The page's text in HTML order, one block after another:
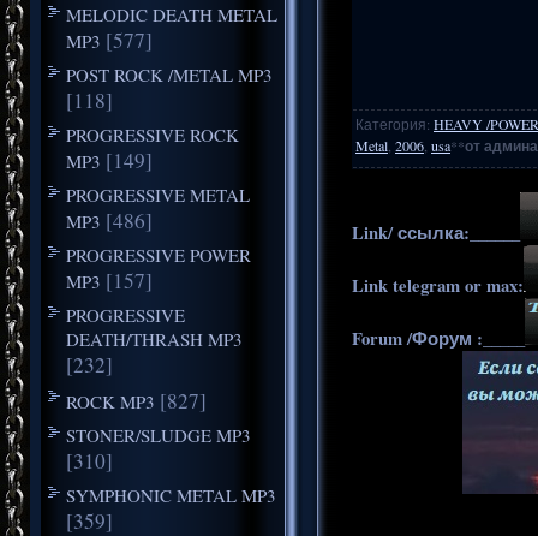
MELODIC DEATH METAL
MP3 [577]
POST ROCK /METAL MP3
[118]
PROGRESSIVE ROCK
MP3 [149]
PROGRESSIVE METAL
MP3 [486]
PROGRESSIVE POWER
MP3 [157]
PROGRESSIVE
DEATH/THRASH MP3
[232]
ROCK MP3 [827]
STONER/SLUDGE MP3
[310]
SYMPHONIC METAL MP3
[359]
Категория: HEAVY /
Metal 2006 usa**от
Link/ ссылка:______
Link telegram or max:
Forum /Форум :_____